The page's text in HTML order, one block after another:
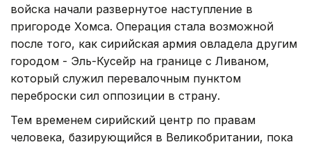
войска начали развернутое наступление в
пригороде Хомса. Операция стала возможной
после того, как сирийская армия овладела другим
городом - Эль-Кусейр на границе с Ливаном,
который служил перевалочным пунктом
переброски сил оппозиции в страну.
Тем временем сирийский центр по правам
человека, базирующийся в Великобритании, пока